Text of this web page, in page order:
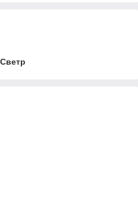
Светр